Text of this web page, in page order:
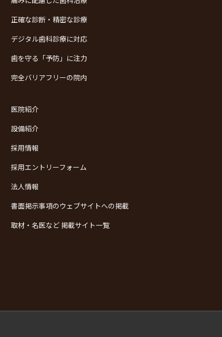
正確な診断・精密な診療
デジタル歯科診療に対応
歯を守る「予防」に注力
完全バリアフリーの院内
医院紹介
設備紹介
採用情報
採用エントリーフォーム
法人情報
書面掲示事項のウェブサイトへの掲載
取材・名医など 掲載サイト一覧